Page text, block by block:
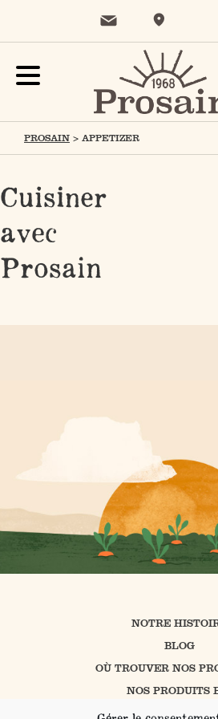
PROSAIN > APPETIZER
Cuisiner
avec
Prosain
NOTRE
BLOG
OÙ TROUVER NOS
NOS PRODUITS
CUISINER AVEC